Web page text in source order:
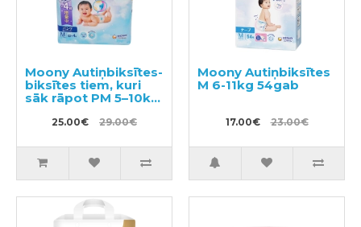
Moony Autiņbiksītes-
biksītes tiem, kuri
sāk rāpot PM 5–10kg
25.00€ 29.00€
Moony Autiņbiksītes
M 6-11kg 54gab
17.00€ 23.00€